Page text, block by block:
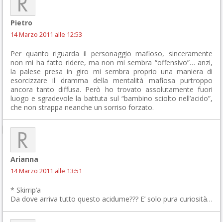
Pietro
14 Marzo 2011 alle 12:53
Per quanto riguarda il personaggio mafioso, sinceramente
non mi ha fatto ridere, ma non mi sembra “offensivo”… anzi,
la palese presa in giro mi sembra proprio una maniera di
esorcizzare il dramma della mentalità mafiosa purtroppo
ancora tanto diffusa. Però ho trovato assolutamente fuori
luogo e sgradevole la battuta sul “bambino sciolto nell’acido”,
che non strappa neanche un sorriso forzato.
Arianna
14 Marzo 2011 alle 13:51
* Skirrip’a
Da dove arriva tutto questo acidume??? E’ solo pura curiosità…